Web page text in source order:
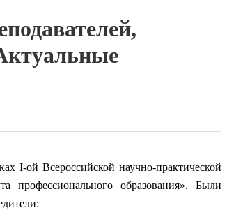
ой Всероссийской научно-практической
профессионального образования». Были